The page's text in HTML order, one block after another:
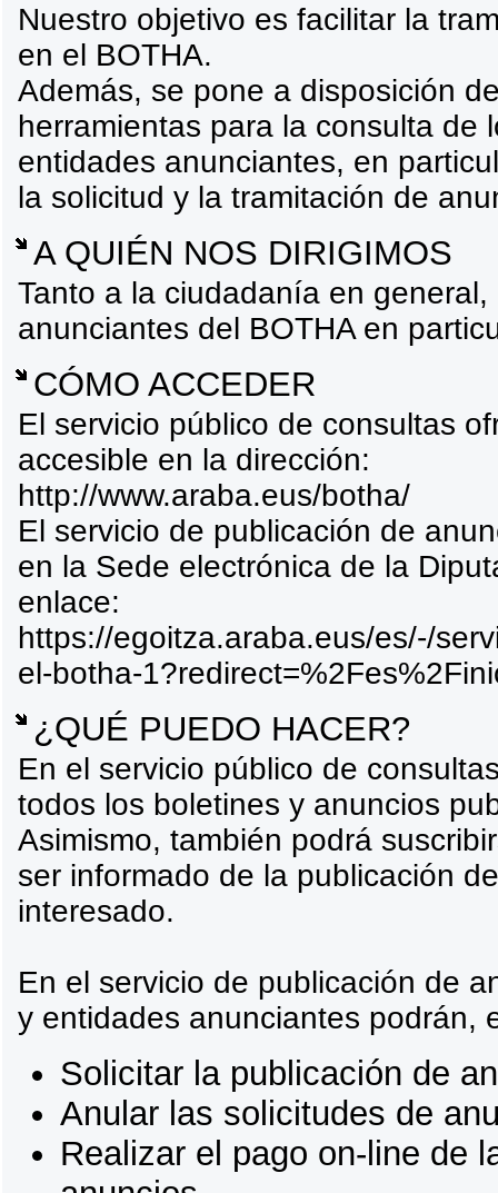
Nuestro objetivo es facilitar la
en el BOTHA.
Además, se pone a disposición
herramientas para la consulta de
entidades anunciantes, en
la solicitud y la tramitación de
A QUIÉN NOS DIRIGIMOS
Tanto a la ciudadanía en
anunciantes del BOTHA en
CÓMO ACCEDER
El servicio público de consultas
accesible en la dirección:
http://www.araba.eus/botha/
El servicio de publicación de
en la Sede electrónica de la
enlace:
https://egoitza.araba.eus/es/-/
el-botha-
¿QUÉ PUEDO HACER?
En el servicio público de
todos los boletines y anuncios
Asimismo, también podrá
ser informado de la publicación
interesado.
En el servicio de publicación de
y entidades anunciantes podrán,
Solicitar la publicación de
Anular las solicitudes de
Realizar el pago on-line de